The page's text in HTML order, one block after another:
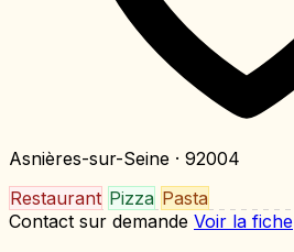
Asnières-sur-Seine · 92004
Restaurant Pizza Pasta
Contact sur demande Voir la fiche